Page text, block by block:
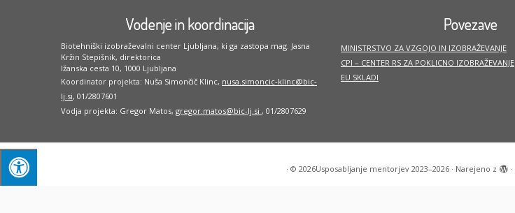
Vodenje in koordinacija
Biotehniški izobraževalni center Ljubljana, ki ga zastopa mag. Jasna
Kržin Stepišnik, direktorica
Ižanska cesta 10, 1000 Ljubljana
Koordinator projekta: Nuša Simončič Klinc, nusa.simoncic-klinc@bic-
lj.si, 01/2807601
Vodja projekta: Gregor Matos, gregor.matos@bic-lj.si , 01/2807629
Povezave
MINISTRSTVO ZA VZGOJO IN IZOBRAŽEVANJE
CPI – CENTER RS ZA POKLICNO IZOBRAŽEVANJE
EU SKLADI
· © 2026Usposabljanje mentorjev 2023–2026· Narejeno z ·